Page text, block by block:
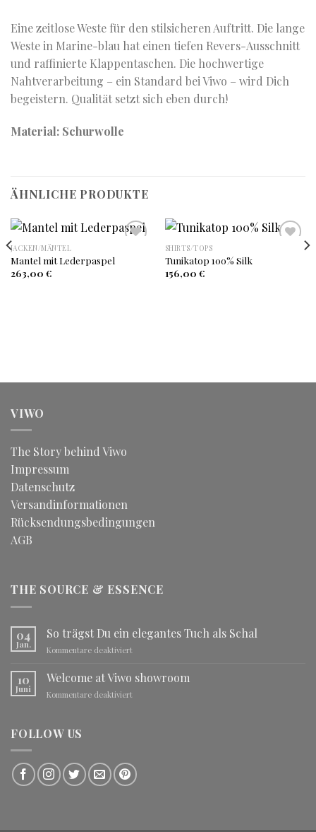
Eine zeitlose Weste für den stilsicheren Auftritt. Die lange
Weste in Marine-blau hat einen tiefen Revers-Ausschnitt
und raffinierte Klappentaschen. Die hochwertige
Nahtverarbeitung – ein Standard bei Viwo – wird Dich
begeistern. Qualität setzt sich eben durch!
Material: Schurwolle
ÄHNLICHE PRODUKTE
JACKEN/MÄNTEL
Mantel mit Lederpaspel
263,00 €
SHIRTS/TOPS
Tunikatop 100% Silk
156,00 €
VIWO
The Story behind Viwo
Impressum
Datenschutz
Versandinformationen
Rücksendungsbedingungen
AGB
THE SOURCE & ESSENCE
04
Jan.
So trägst Du ein elegantes Tuch als Schal
Kommentare deaktiviert
trägst
Du
10
Juni
Welcome at Viwo showroom
Kommentare deaktiviert
FOLLOW US